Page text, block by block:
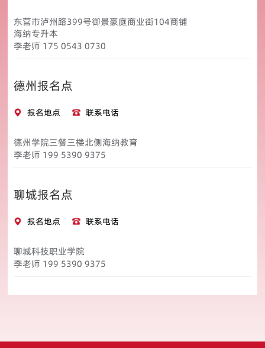
东营市泸州路399号御景豪庭商业街104商铺
海纳专升本
李老师 175 0543 0730
德州报名点
报名地点 联系电话
德州学院三餐三楼北侧海纳教育
李老师 199 5390 9375
聊城报名点
报名地点 联系电话
聊城科技职业学院
李老师 199 5390 9375